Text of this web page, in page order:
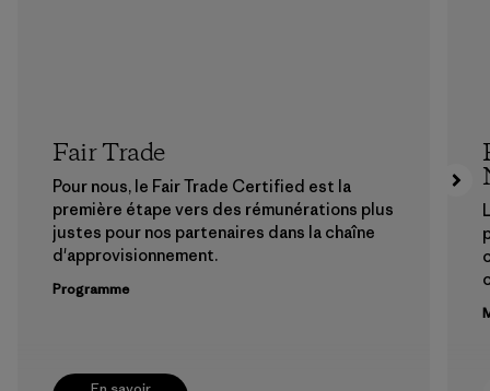
Fair Trade
Pour nous, le Fair Trade Certified est la
première étape vers des rémunérations plus
justes pour nos partenaires dans la chaîne
d'approvisionnement.
Programme